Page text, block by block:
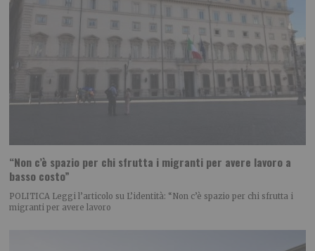
“Non c’è spazio per chi sfrutta i migranti per avere lavoro a
basso costo”
POLITICA Leggi l’articolo su L’identità: “Non c’è spazio per chi sfrutta i
migranti per avere lavoro